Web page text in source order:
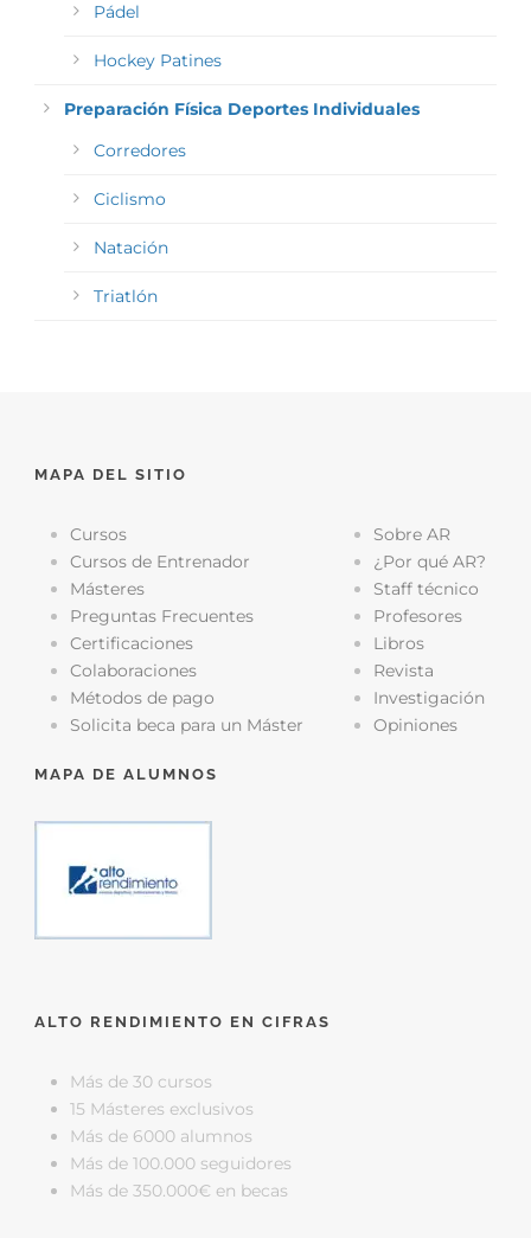
Pádel
Hockey Patines
Preparación Física Deportes Individuales
Corredores
Ciclismo
Natación
Triatlón
MAPA DEL SITIO
Cursos
Cursos de Entrenador
Másteres
Preguntas Frecuentes
Certificaciones
Colaboraciones
Métodos de pago
Solicita beca para un Máster
Sobre AR
¿Por qué AR?
Staff técnico
Profesores
Libros
Revista
Investigación
Opiniones
MAPA DE ALUMNOS
ALTO RENDIMIENTO EN CIFRAS
Más de 30 cursos
15 Másteres exclusivos
Más de 6000 alumnos
Más de 100.000 seguidores
Más de 350.000€ en becas